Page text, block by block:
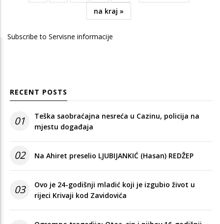
page
Last
page
na kraj »
Subscribe to Servisne informacije
RECENT POSTS
01
Teška saobraćajna nesreća u Cazinu, policija na
mjestu događaja
02 Na Ahiret preselio LJUBIJANKIĆ (Hasan) REDŽEP
03
Ovo je 24-godišnji mladić koji je izgubio život u
rijeci Krivaji kod Zavidovića